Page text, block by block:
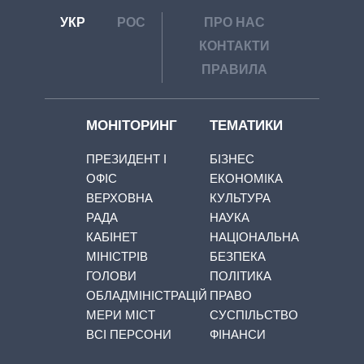
УКР РОС
ПРО НАС
КОНТАКТИ
ПРАВИЛА
МОНІТОРИНГ
ПРЕЗИДЕНТ І
ОФІС
ВЕРХОВНА
РАДА
КАБІНЕТ
МІНІСТРІВ
ГОЛОВИ
ОБЛАДМІНІСТРАЦІЙ
МЕРИ МІСТ
ВСІ ПЕРСОНИ
ТЕМАТИКИ
БІЗНЕС
ЕКОНОМІКА
КУЛЬТУРА
НАУКА
НАЦІОНАЛЬНА
БЕЗПЕКА
ПОЛІТИКА
ПРАВО
СУСПІЛЬСТВО
ФІНАНСИ